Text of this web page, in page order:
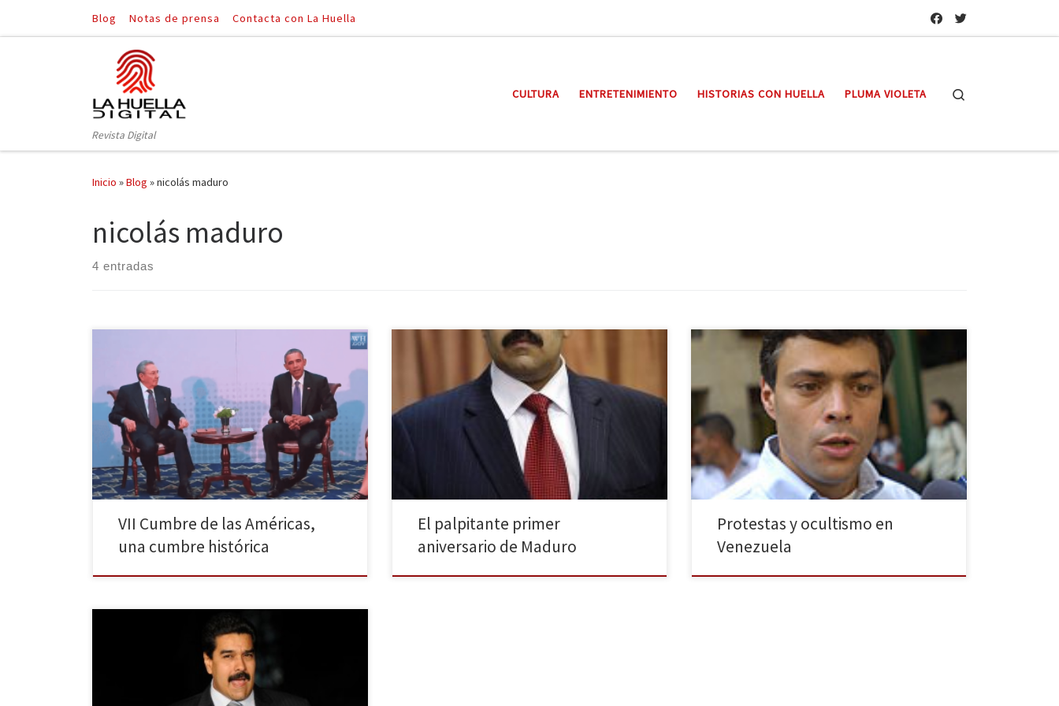
Saltar al contenido
Blog Notas de prensa Contacta con La Huella
Revista Digital
CULTURA ENTRETENIMIENTO HISTORIAS CON HUELLA PLUMA VIOLETA
Inicio »Blog »nicolás maduro
nicolás maduro
4 entradas
El foro regional celebrado del 9 al 11 de abril en
Panamá logró congregar por primera vez a todos los
países americanos sin excepción. Desde sus inicios en
1995, Cuba nunca había participado en ninguna de
estas cumbres por lo que el encuentro entre su
presidente Raúl Castro y el […]
VII Cumbre de las Américas,
una cumbre histórica
Venezuela “celebra” el aniversario de su presidente,
Nicolás Maduro, en el poder. Pese a que el
mandatario ha declarado su positividad en relación al
2013, las estadísticas anuales manifiestan otra
realidad. Su reputación ha disminuido hasta un 40%,
convirtiéndose en la mínima histórica del chavismo.
Maduro ha querido defenderse de […]
El palpitante primer
aniversario de Maduro
Venezuela vive desde hace dos semanas una convulsa
situación social con constantes protestas contra el
intrusismo del Gobierno de Nicolás Maduro y la
inestabilidad económica del país. En respuesta a las
críticas, el gobierno venezolano ha blindado los
medios de comunicación y arrestado al principal líder
de la oposición. Los […]
Protestas y ocultismo en
Venezuela
La pasada semana todos los ministros del Gobierno
de Maduro pusieron sus cargos a disposición del
presidente para ayudar a reformar el gabinete en pos
de un refuerzo de la seguridad ante la conmoción